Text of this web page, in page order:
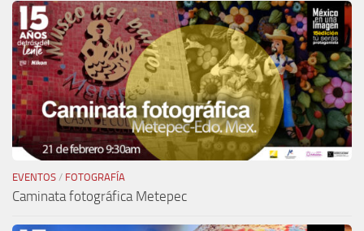
EVENTOS / FOTOGRAFÍA
Caminata fotográfica Metepec